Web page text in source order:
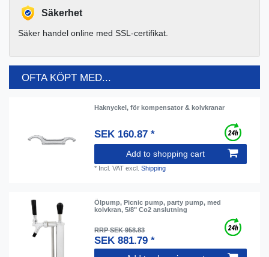
Säkerhet
Säker handel online med SSL-certifikat.
OFTA KÖPT MED...
Haknyckel, för kompensator & kolvkranar
SEK 160.87 *
Add to shopping cart
* Incl. VAT excl.Shipping
Ölpump, Picnic pump, party pump, med
kolvkran, 5/8" Co2 anslutning
RRP SEK 958.83
SEK 881.79 *